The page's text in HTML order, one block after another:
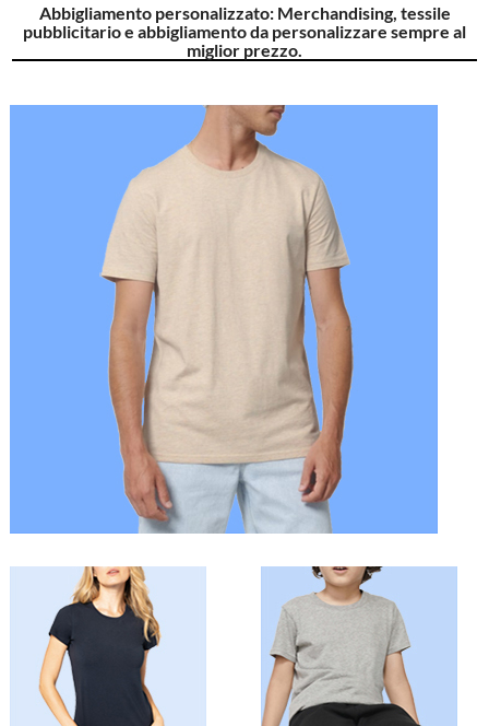
Abbigliamento personalizzato: Merchandising, tessile
pubblicitario e abbigliamento da personalizzare sempre al
miglior prezzo.